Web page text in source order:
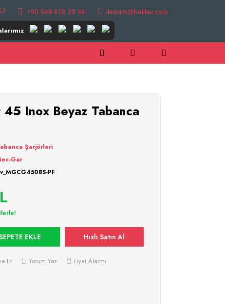
+90 544 626 29 44 iletisim@halilav.com
45 Inox Beyaz Tabanca
Şarjörleri
Gar
PF
EKLE Hızlı Satın Al
Et Yorum Yaz Fiyat Alarmı